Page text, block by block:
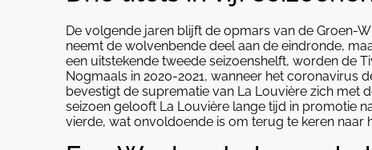
De volgende jaren blijft de opmars van de Groen-
neemt de wolvenbende deel aan de eindronde,
een uitstekende tweede seizoenshelft, worden de
Nogmaals in 2020-2021, wanneer het coronavirus
bevestigt de suprematie van La Louvière zich met
seizoen gelooft La Louvière lange tijd in promotie
vierde, wat onvoldoende is om terug te keren naar